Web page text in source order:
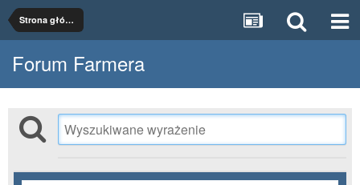
Strona główna
Forum Farmera